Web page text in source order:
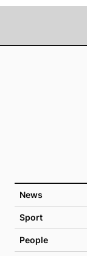
News
Sport
People